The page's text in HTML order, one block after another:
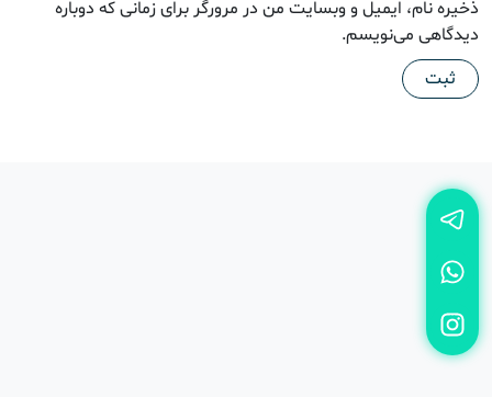
ذخیره نام، ایمیل و وبسایت من در مرورگر برای زمانی که دوباره
دیدگاهی می‌نویسم.